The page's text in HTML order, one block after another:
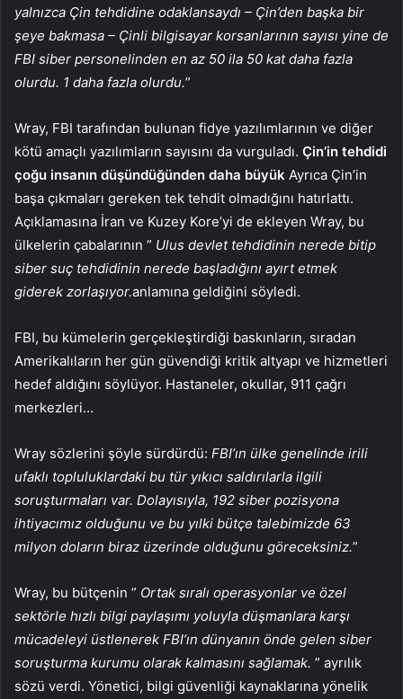
yalnızca Çin tehdidine odaklansaydı – Çin’den başka bir
şeye bakmasa – Çinli bilgisayar korsanlarının sayısı yine de
FBI siber personelinden en az 50 ila 50 kat daha fazla
olurdu. 1 daha fazla olurdu.”
Wray, FBI tarafından bulunan fidye yazılımlarının ve diğer
kötü amaçlı yazılımların sayısını da vurguladı. Çin’in tehdidi
çoğu insanın düşündüğünden daha büyük Ayrıca Çin’in
başa çıkmaları gereken tek tehdit olmadığını hatırlattı.
Açıklamasına İran ve Kuzey Kore’yi de ekleyen Wray, bu
ülkelerin çabalarının ” Ulus devlet tehdidinin nerede bitip
siber suç tehdidinin nerede başladığını ayırt etmek
giderek zorlaşıyor.anlamına geldiğini söyledi.
FBI, bu kümelerin gerçekleştirdiği baskınların, sıradan
Amerikalıların her gün güvendiği kritik altyapı ve hizmetleri
hedef aldığını söylüyor. Hastaneler, okullar, 911 çağrı
merkezleri…
Wray sözlerini şöyle sürdürdü: FBI’ın ülke genelinde irili
ufaklı topluluklardaki bu tür yıkıcı saldırılarla ilgili
soruşturmaları var. Dolayısıyla, 192 siber pozisyona
ihtiyacımız olduğunu ve bu yılki bütçe talebimizde 63
milyon doların biraz üzerinde olduğunu göreceksiniz.”
Wray, bu bütçenin ” Ortak sıralı operasyonlar ve özel
sektörle hızlı bilgi paylaşımı yoluyla düşmanlara karşı
mücadeleyi üstlenerek FBI’ın dünyanın önde gelen siber
soruşturma kurumu olarak kalmasını sağlamak. ” ayrılık
sözü verdi. Yönetici, bilgi güvenliği kaynaklarına yönelik